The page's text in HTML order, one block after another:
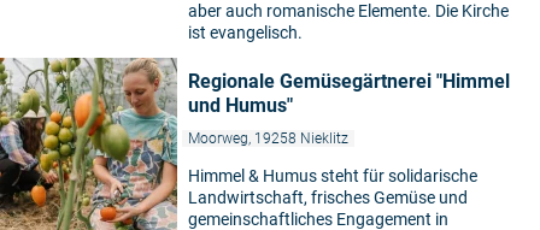
aber auch romanische Elemente. Die Kirche
ist evangelisch.
Regionale Gemüsegärtnerei "Himmel
und Humus"
Moorweg, 19258 Nieklitz
Himmel & Humus steht für solidarische
Landwirtschaft, frisches Gemüse und
gemeinschaftliches Engagement in